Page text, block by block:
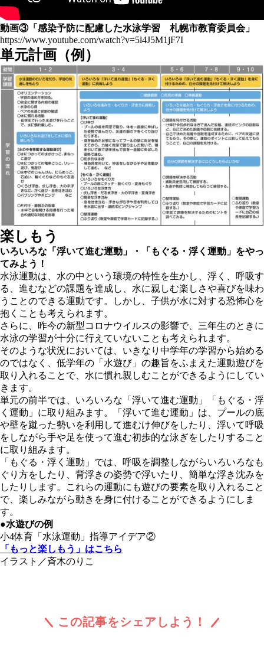
動画③「感染予防に配慮した水泳学習 札幌市教育委員会」
https://www.youtube.com/watch?v=5l4J5M1jF7I
単元計画（例）
楽しもう
いろいろな「浮いて進む運動」・「もぐる・浮く運動」をやっ
てみよう！
水泳運動は、水の中という環境の特性を生かし、浮く、呼吸す
る、進むなどの課題を達成し、水に親しむ楽しさや喜びを味わ
うことのできる運動です。しかし、子供が水に対する恐怖心を
抱くことも考えられます。
さらに、昨今の新型コロナウイルスの影響で、三年生のときに
水泳の学習が十分に行えていないことも考えられます。
そのような状況においては、いきなり中学年の学習から始める
のではなく、低学年の「水遊び」の趣旨をふまえた運動遊びを
取り入れることで、水に慣れ親しむことができるようにしてい
きます。
単元の前半では、いろいろな「浮いて進む運動」「もぐる・浮
く運動」に取り組みます。「浮いて進む運動」は、プールの底
や壁を蹴った勢いを利用して進むけ伸びをしたり、浮いて呼吸
をしながら手や足を使って進む初歩的な泳ぎをしたりすること
に取り組みます。
「もぐる・浮く運動」では、呼吸を調整しながらいろいろなも
ぐり方をしたり、背浮きの姿勢で浮いたり、簡単な浮き沈みを
したりします。これらの運動にも遊びの要素を取り入れること
で、楽しみながら動きを身に付けることができるようにしま
す。
●水遊びの例
小4体育「水泳運動」指導アイデア②
「もっと楽しもう」はこちら
イラスト／斉木のりこ
この記事をシェアしよう！